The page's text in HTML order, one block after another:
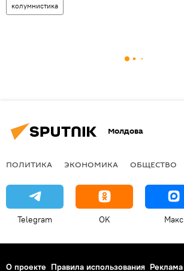
колумнистика
Молдова
ПОЛИТИКА ЭКОНОМИКА ОБЩЕСТВО
Telegram OK Макс
О проекте Правила использования Реклама